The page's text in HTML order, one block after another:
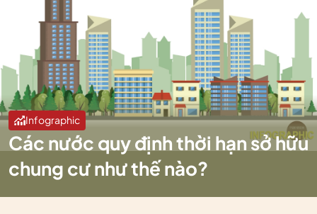
Infographic
Các nước quy định thời hạn sở hữu
chung cư như thế nào?